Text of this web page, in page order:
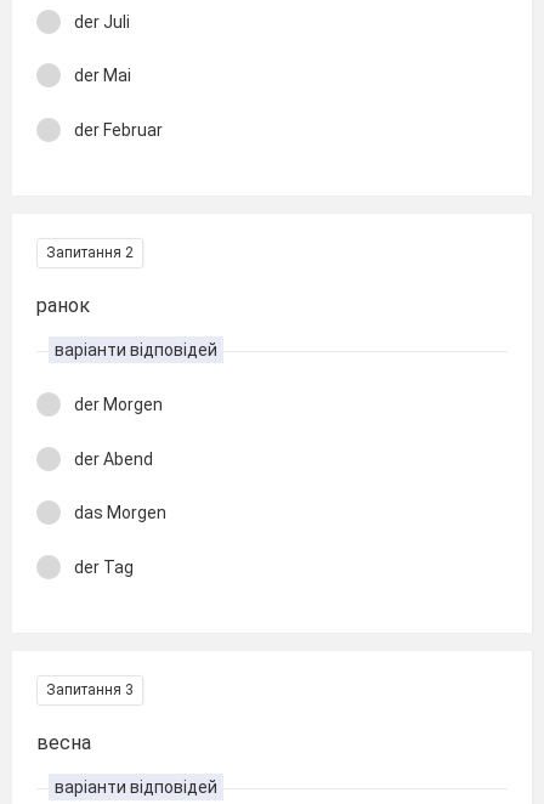
der Juli
der Mai
der Februar
Запитання 2
ранок
варіанти відповідей
der Morgen
der Abend
das Morgen
der Tag
Запитання 3
весна
варіанти відповідей